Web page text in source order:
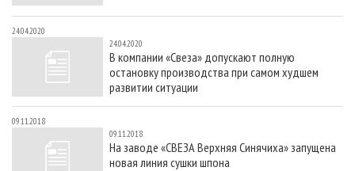
24.04.2020
24.04.2020
В компании «Свеза» допускают полную
остановку производства при самом худшем
развитии ситуации
09.11.2018
09.11.2018
На заводе «СВЕЗА Верхняя Синячиха» запущена
новая линия сушки шпона